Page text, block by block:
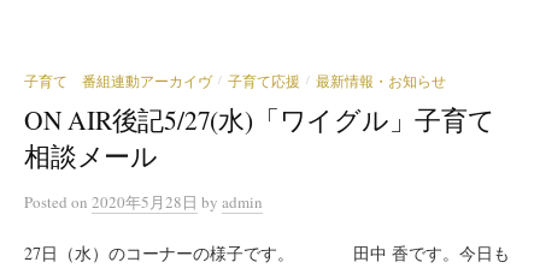
子育て 番組連動アーカイヴ / 子育て応援 / 最新情報・お知らせ
ON AIR後記5/27(水)「ワイグル」子育て
相談メール
Posted on 2020年5月28日 by admin
27日（水）のコーナーの様子です。 田中 香です。今日も